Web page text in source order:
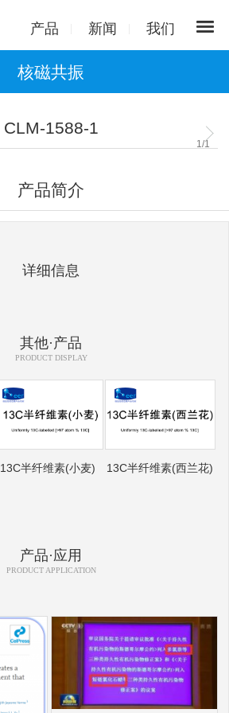
产品 新闻 我们
核磁共振
CLM-1588-1
1 /1
产品简介
详细信息
其他·产品
PRODUCT DISPLAY
13C半纤维素(小麦) 13C半纤维素(西兰花)
产品·应用
PRODUCT APPLICATION